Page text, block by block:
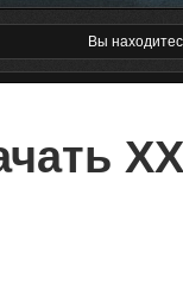
Вы